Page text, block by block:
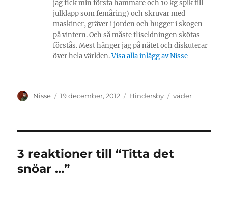
jag fick min första hammare och 10 kg spik till
julklapp som femåring) och skruvar med
maskiner, gräver i jorden och hugger i skogen
på vintern. Och så måste fliseldningen skötas
förstås. Mest hänger jag på nätet och diskuterar
över hela världen.Visa alla inlägg av Nisse
Författare
Nisse
Publicerat
19 december, 2012 Kategorier
Hindersby Etiketter
väder
3 reaktioner till “Titta det
snöar …”